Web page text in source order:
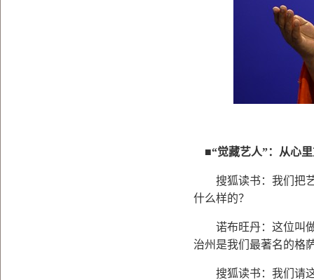
■“觉藏艺人”：从心
搜狐读书：我们把艺
什么样的？
诺布旺丹：这位叫做
治州是我们最著名的格
搜狐读书：我们请这